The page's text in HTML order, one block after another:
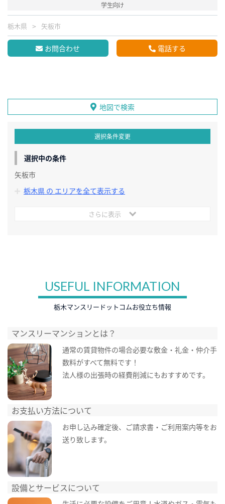
学生向け
栃木県 矢板市
お問合わせ 電話する
地図で検索
選択条件変更
選択中の条件
矢板市
栃木県 の エリアを全て表示する
さらに表示
USEFUL INFORMATION
栃木マンスリードットコムお役立ち情報
マンスリーマンションとは？
通常の賃貸物件の場合必要な敷金・礼金・仲介手
数料がすべて無料です！
法人様の出張時の経費削減にもおすすめです。
お支払い方法について
お申し込み確定後、ご請求書・ご利用案内等をお
送り致します。
設備とサービスについて